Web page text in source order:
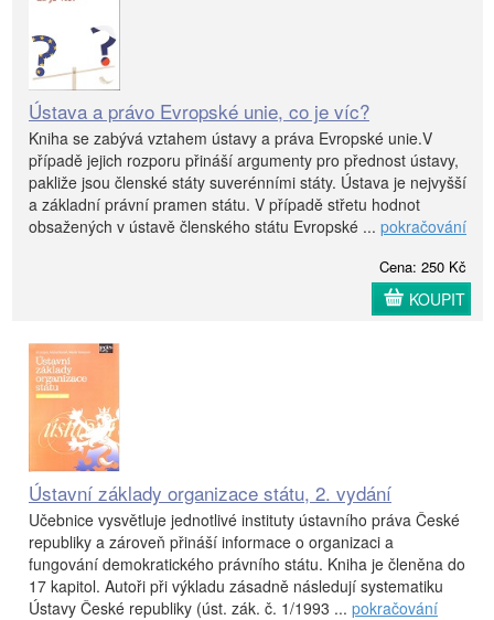
Ústava a právo Evropské unie, co je víc?
Kniha se zabývá vztahem ústavy a práva Evropské unie.V
případě jejich rozporu přináší argumenty pro přednost ústavy,
pakliže jsou členské státy suverénními státy. Ústava je nejvyšší
a základní právní pramen státu. V případě střetu hodnot
obsažených v ústavě členského státu Evropské ... pokračování
Cena: 250 Kč
KOUPIT
Ústavní základy organizace státu, 2. vydání
Učebnice vysvětluje jednotlivé instituty ústavního práva České
republiky a zároveň přináší informace o organizaci a
fungování demokratického právního státu. Kniha je členěna do
17 kapitol. Autoři při výkladu zásadně následují systematiku
Ústavy České republiky (úst. zák. č. 1/1993 ... pokračování